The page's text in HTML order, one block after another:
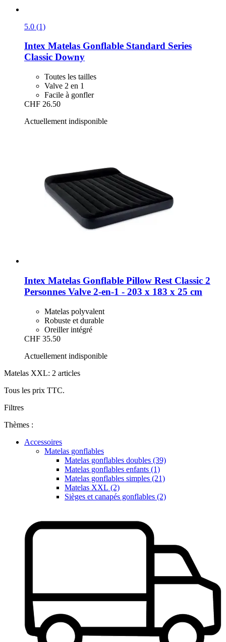
5.0 (1)
Intex Matelas Gonflable Standard Series
Classic Downy
Toutes les tailles
Valve 2 en 1
Facile à gonfler
CHF 26.50
Actuellement indisponible
Intex Matelas Gonflable Pillow Rest Classic 2
Personnes Valve 2-​en-​1 -​ 203 x 183 x 25 cm
Matelas polyvalent
Robuste et durable
Oreiller intégré
CHF 35.50
Actuellement indisponible
Matelas XXL: 2 articles
Tous les prix TTC.
Filtres
Thèmes :
Accessoires
Matelas gonflables
Matelas gonflables doubles (39)
Matelas gonflables enfants (1)
Matelas gonflables simples (21)
Matelas XXL (2)
Sièges et canapés gonflables (2)